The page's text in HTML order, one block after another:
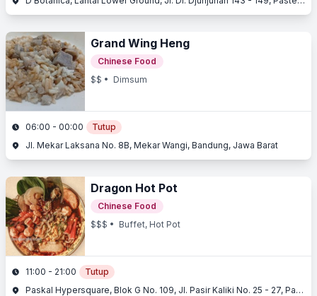
Grand Wing Heng
Chinese Food
$$ • Dimsum
06:00 - 00:00
Tutup
Jl. Mekar Laksana No. 8B, Mekar Wangi, Bandung, Jawa Barat
Dragon Hot Pot
Chinese Food
$$$ • Buffet, Hot Pot
11:00 - 21:00
Tutup
Paskal Hypersquare, Blok G No. 109, Jl. Pasir Kaliki No. 25 - 27, Pasir Kaliki, Bandung, Jawa Barat